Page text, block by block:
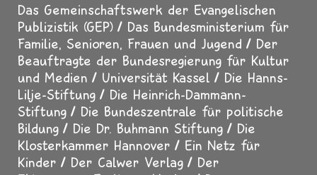
Das Gemeinschaftswerk der Evangelischen
Publizistik (GEP)
Das Bundesministerium für
Familie, Senioren, Frauen und Jugend
Der
Beauftragte der Bundesregierung für Kultur
und Medien
Universität Kassel
Die Hanns-
Lilje-Stiftung
Die Heinrich-Dammann-
Stiftung
Die Bundeszentrale für politische
Bildung
Die Dr. Buhmann Stiftung
Die
Klosterkammer Hannover
Ein Netz für
Kinder
Der Calwer Verlag
Der